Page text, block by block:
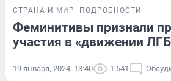
СТРАНА И МИР ПОДРОБНОСТИ
Феминитивы признали
участия в «движении
19 января, 2024, 13:40 1 641